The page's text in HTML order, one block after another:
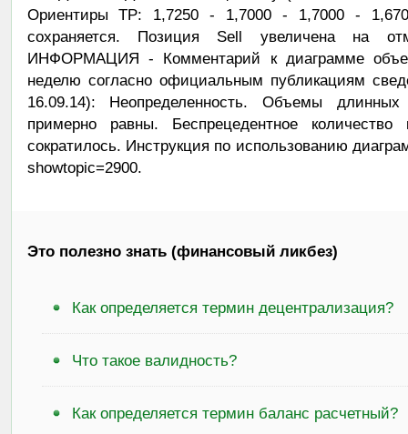
Ориентиры TP: 1,7250 - 1,7000 - 1,7000 -
сохраняется. Позиция Sell увеличена на
ИНФОРМАЦИЯ - Комментарий к диаграмме
неделю согласно официальным публикациям
16.09.14): Неопределенность. Объемы
примерно равны. Беспрецедентное количество
сократилось. Инструкция по использованию
showtopic=2900.
Это полезно знать (финансовый ликбез)
Как определяется термин децентрализация?
Что такое валидность?
Как определяется термин баланс расчетный?